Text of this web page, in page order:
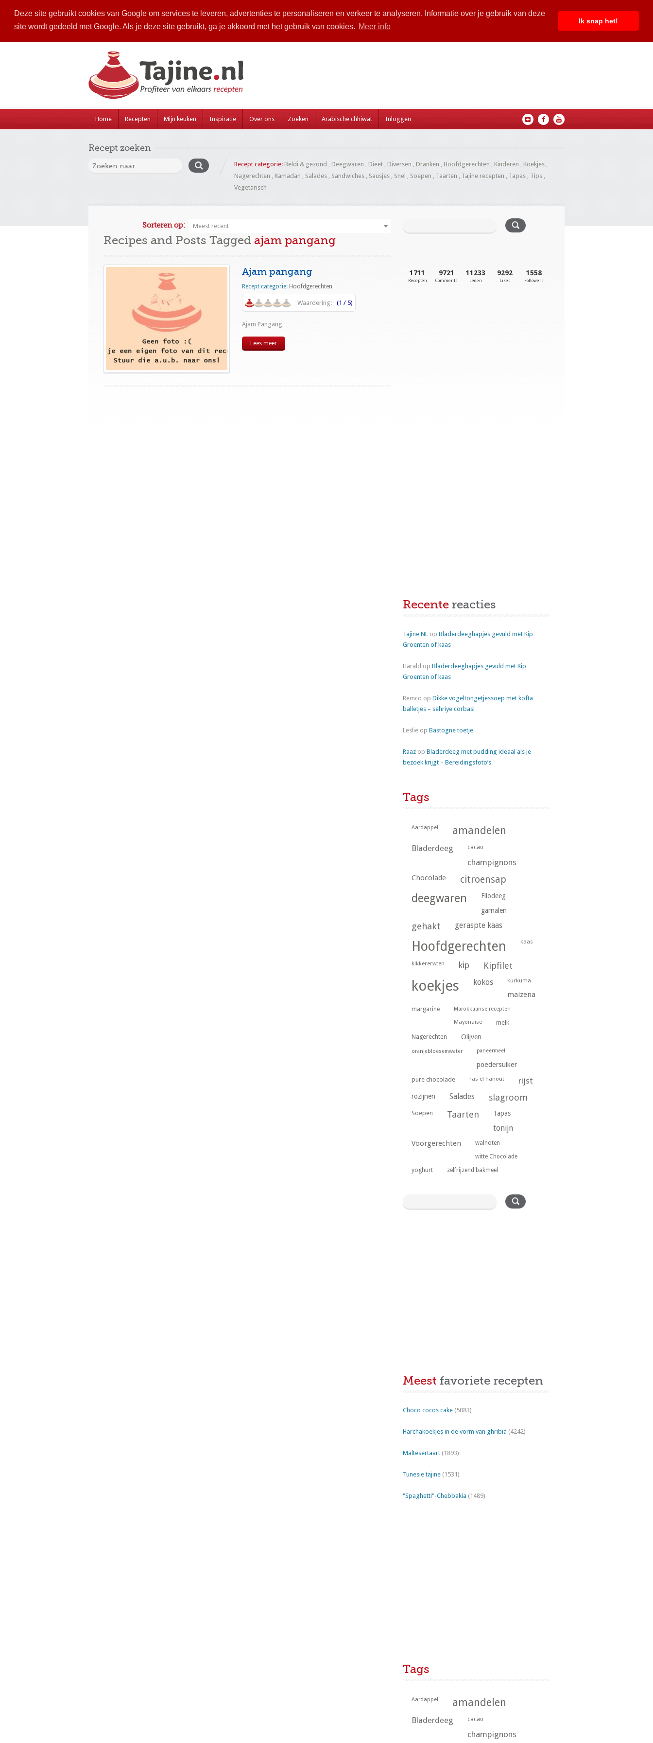
Deze site gebruikt cookies van Google om services te leveren, advertenties te personaliseren en verkeer te analyseren. Informatie over je gebruik van deze
site wordt gedeeld met Google. Als je deze site gebruikt, ga je akkoord met het gebruik van cookies. Meer info
Ik snap het!
Home Recepten Mijn keuken Inspiratie Over ons Zoeken Arabische chhiwat Inloggen
Recept zoeken
Recept categorie: Beldi & gezond , Deegwaren , Dieet , Diversen , Dranken , Hoofdgerechten , Kinderen , Koekjes ,
Nagerechten , Ramadan , Salades , Sandwiches , Sausjes , Snel , Soepen , Taarten , Tajine recepten , Tapas , Tips ,
Vegetarisch
Sorteren op: Meest recent
Recipes and Posts Tagged ajam pangang
Ajam pangang
Recept categorie: Hoofdgerechten
Waardering: (1 / 5)
Ajam Pangang
Lees meer
1711
Recepten
9721
Comments
11233
Leden
9292
Likes
1558
Followers
Recente reacties
Tajine NL op Bladerdeeghapjes gevuld met Kip
Groenten of kaas
Harald op Bladerdeeghapjes gevuld met Kip
Groenten of kaas
Remco op Dikke vogeltongetjessoep met kofta
balletjes – sehriye corbasi
Leslie op Bastogne toetje
Raaz op Bladerdeeg met pudding ideaal als je
bezoek krijgt – Bereidingsfoto’s
Tags
Aardappel amandelen
Bladerdeeg cacao
champignons
Chocolade citroensap
deegwaren
Filodeeg
garnalen
gehakt geraspte kaas
Hoofdgerechten kaas
kikkererwten kip Kipfilet
koekjes kokos kurkuma
maizena
margarine Marokkaanse recepten
Mayonaise
melk
Nagerechten
Olijven
oranjebloesemwater paneermeel
poedersuiker
pure chocolade ras el hanout rijst
rozijnen Salades slagroom
Soepen Taarten Tapas
tonijn
Voorgerechten
walnoten
witte Chocolade
yoghurt zelfrijzend bakmeel
Meest favoriete recepten
Choco cocos cake (5083)
Harchakoekjes in de vorm van ghribia (4242)
Maltesertaart (1893)
Tunesie tajine (1531)
"Spaghetti"-Chebbakia (1489)
Tags
Aardappel amandelen
Bladerdeeg cacao
champignons